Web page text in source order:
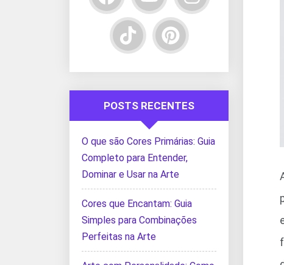
POSTS RECENTES
O que são Cores Primárias: Guia
Completo para Entender,
Dominar e Usar na Arte
Cores que Encantam: Guia
Simples para Combinações
Perfeitas na Arte